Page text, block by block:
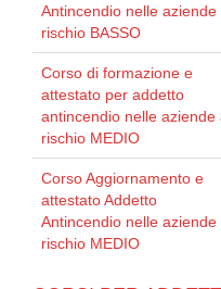
Antincendio nelle aziende
rischio BASSO
Corso di formazione e
attestato per addetto
antincendio nelle aziende
rischio MEDIO
Corso Aggiornamento e
attestato Addetto
Antincendio nelle aziende
rischio MEDIO